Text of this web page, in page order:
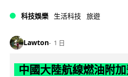
科技娛樂 生活科技 旅遊
Lawton 1 日
中國大陸航線燃油附